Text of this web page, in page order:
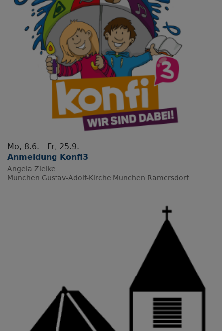
Mo, 8.6. - Fr, 25.9.
Anmeldung Konfi3
Angela Zielke
München Gustav-Adolf-Kirche München Ramersdorf